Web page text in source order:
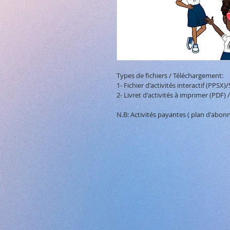
Types de fichiers / Téléchargement:
1- Fichier d'activités interactif
2- Livret d'activités à imprimer (PDF)
N.B: Activités payantes ( plan